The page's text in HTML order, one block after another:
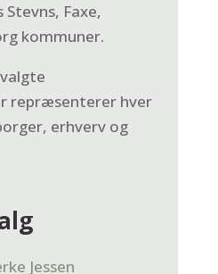
Faxe,
kommuner.
repræsenterer hver
erhverv og